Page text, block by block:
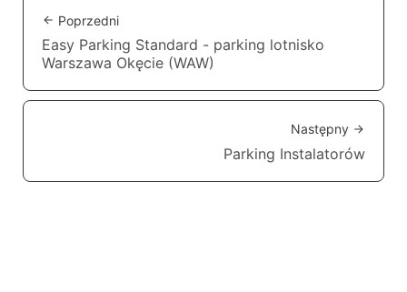
Poprzedni
Easy Parking Standard - parking lotnisko
Warszawa Okęcie (WAW)
Następny
Parking Instalatorów